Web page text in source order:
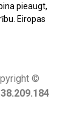
pieaugt,
Eiropas
©